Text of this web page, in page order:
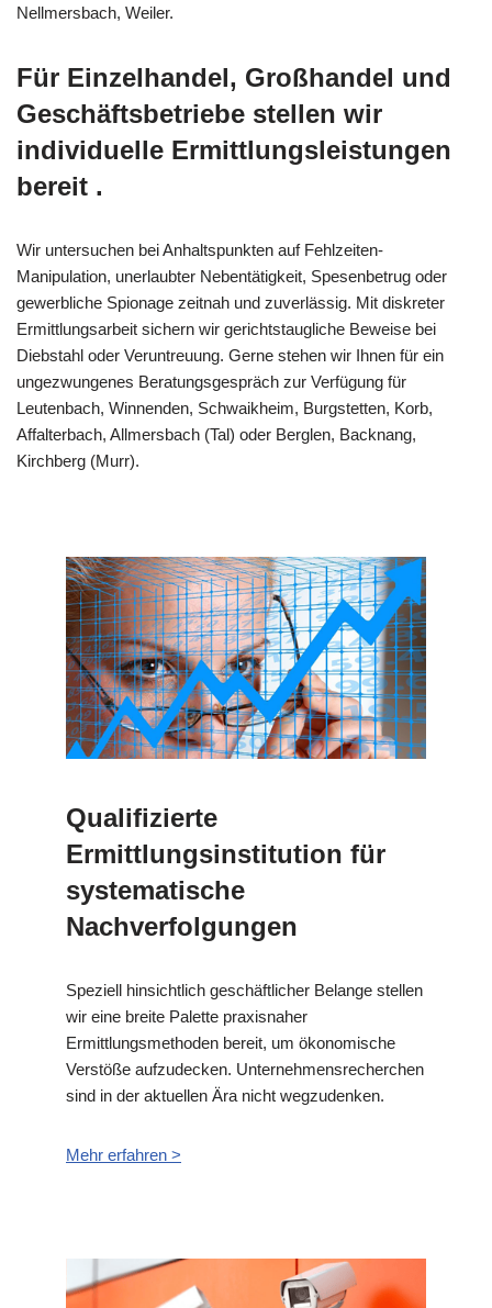
Nellmersbach, Weiler.
Für Einzelhandel, Großhandel und
Geschäftsbetriebe stellen wir
individuelle Ermittlungsleistungen
bereit .
Wir untersuchen bei Anhaltspunkten auf Fehlzeiten-
Manipulation, unerlaubter Nebentätigkeit, Spesenbetrug oder
gewerbliche Spionage zeitnah und zuverlässig. Mit diskreter
Ermittlungsarbeit sichern wir gerichtstaugliche Beweise bei
Diebstahl oder Veruntreuung. Gerne stehen wir Ihnen für ein
ungezwungenes Beratungsgespräch zur Verfügung für
Leutenbach, Winnenden, Schwaikheim, Burgstetten, Korb,
Affalterbach, Allmersbach (Tal) oder Berglen, Backnang,
Kirchberg (Murr).
Qualifizierte
Ermittlungsinstitution für
systematische
Nachverfolgungen
Speziell hinsichtlich geschäftlicher Belange stellen
wir eine breite Palette praxisnaher
Ermittlungsmethoden bereit, um ökonomische
Verstöße aufzudecken. Unternehmensrecherchen
sind in der aktuellen Ära nicht wegzudenken.
Mehr erfahren >